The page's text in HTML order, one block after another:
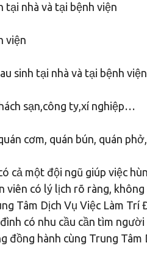
tại nhà và tại bệnh viện
viện
sinh tại nhà và tại bệnh viện
sạn,công ty,xí nghiệp…
cơm, quán bún, quán
cả một đội ngũ giúp việc
viên có lý lịch rõ ràng,
Tâm Dịch Vụ Việc Làm
có nhu cầu cần tìm
đồng hành cùng Trung Tâm